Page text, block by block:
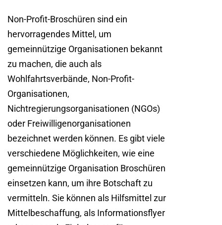
Non-Profit-Broschüren sind ein
hervorragendes Mittel, um
gemeinnützige Organisationen bekannt
zu machen, die auch als
Wohlfahrtsverbände, Non-Profit-
Organisationen,
Nichtregierungsorganisationen (NGOs)
oder Freiwilligenorganisationen
bezeichnet werden können. Es gibt viele
verschiedene Möglichkeiten, wie eine
gemeinnützige Organisation Broschüren
einsetzen kann, um ihre Botschaft zu
vermitteln. Sie können als Hilfsmittel zur
Mittelbeschaffung, als Informationsflyer